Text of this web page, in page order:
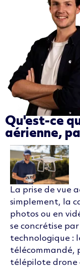
Qu'est-ce
aérienne,
La prise de vue
simplement, la
photos ou en
se concrétise
technologique :
télécommandé,
télépilote drone